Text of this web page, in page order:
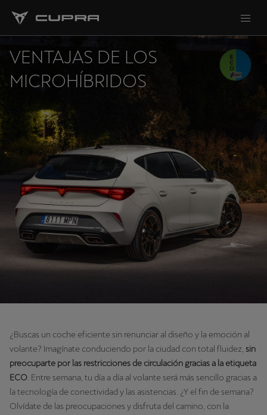
VENTAJAS DE LOS
MICROHÍBRIDOS
¿Buscas un coche eficiente sin renunciar al diseño y la emoción al
volante? Imagínate conduciendo por la ciudad con total fluidez, sin
preocuparte por las restricciones de circulación gracias a la etiqueta
ECO . Entre semana, tu día a día al volante será más sencillo gracias a
la tecnología de conectividad y las asistencias. ¿Y el fin de semana?
Olvídate de las preocupaciones y disfruta del camino, con la